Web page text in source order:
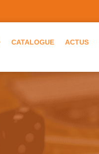
CATALOGUE ACTUS